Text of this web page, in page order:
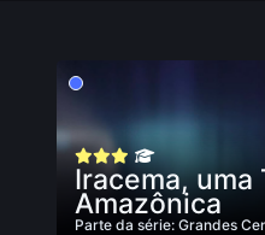
Iracema, uma
Amazônica
Parte da série: Grandes